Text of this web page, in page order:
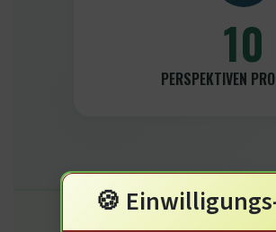
10
PERSPEKTIVEN
🍪